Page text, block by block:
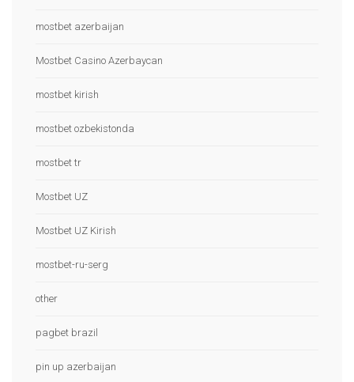
mostbet azerbaijan
Mostbet Casino Azerbaycan
mostbet kirish
mostbet ozbekistonda
mostbet tr
Mostbet UZ
Mostbet UZ Kirish
mostbet-ru-serg
other
pagbet brazil
pin up azerbaijan